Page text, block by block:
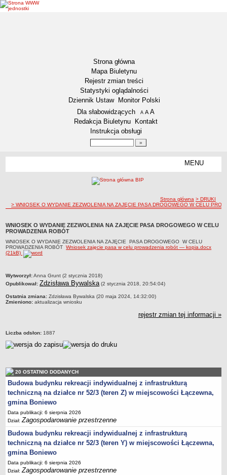
Strona główna
Mapa Biuletynu
Rejestr zmian treści
Statystyki oglądalności
Dziennik Ustaw
Monitor Polski
Menu dodatkowe
Dla słabowidzących A pomniejsz czcionkę
A standardowy rozmiar czcionki
A
Redakcja Biuletynu
Kontakt
Instrukcja obsługi
MENU
Zadania publiczne
Związki i stowarzyszenia
Plan Zagospodarowania Przestrzennego
Miejscowy Plan Zagospodarowania Przestrzennego wybranych
terenów Gminy Boniewo
System Informacji Przestrzennej e-mapa
Porozumienia
Infromacje w zakresie preferencyjnego paliwa stałego
ocena jakości wody
WŁADZE I STRUKTURA
Rada gminy
Urząd gminy
Wójt
Jednostki organizacyjne
jednostki pomocnicze /sołectwa Gminy Boniewo/
ścieżka nawigacji
Strona główna > DRUKI
> WNIOSEK O WYDANIE ZEZWOLENIA NA ZAJĘCIE PASA DROGOWEGO W CELU
WNIOSEK O WYDANIE ZEZWOLENIA NA ZAJĘCIE PASA DROGOWEGO W CELU
PROWADZENIA ROBÓT
WNIOSEK O WYDANIE ZEZWOLENIA NA ZAJĘCIE PASA DROGOWEGO W CELU
PROWADZENIA ROBÓTWniosek zajęcie pasa w celu prowadzenia robót — kopia.docx
(21kB)
metryczka
Wytworzył:Anna Grunt (2 stycznia 2018)
Opublikował: Zdzisława Bywalska(2 stycznia 2018, 20:54:04)
Ostatnia zmiana: Zdzisława Bywalska (20 maja 2024, 14:32:00)
Zmieniono: aktualizacja wniosku
rejestr zmian tej informacji »
Liczba odsłon: 1887
20 OSTATNIO DODANYCH
Budowa budynku rekreacji indywidualnej z infrastrukturą
techniczną na działce nr 52/3 (teren Z) w miejscowości Łączewna,
gmina Boniewo
Data publikacji: 6 sierpnia 2026
Dział:Zagospodarowanie przestrzenne
Budowa budynku rekreacji indywidualnej z infrastrukturą
techniczną na działce nr 52/3 (teren Y) w miejscowości Łączewna,
gmina Boniewo
Data publikacji: 6 sierpnia 2026
Dział:Zagospodarowanie przestrzenne